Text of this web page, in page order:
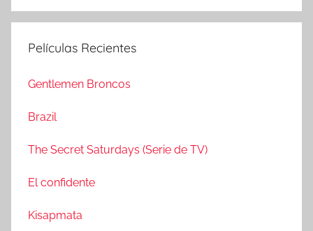
s
a
:
u
Películas Recientes
Gentlemen Broncos
Brazil
The Secret Saturdays (Serie de TV)
El confidente
Kisapmata